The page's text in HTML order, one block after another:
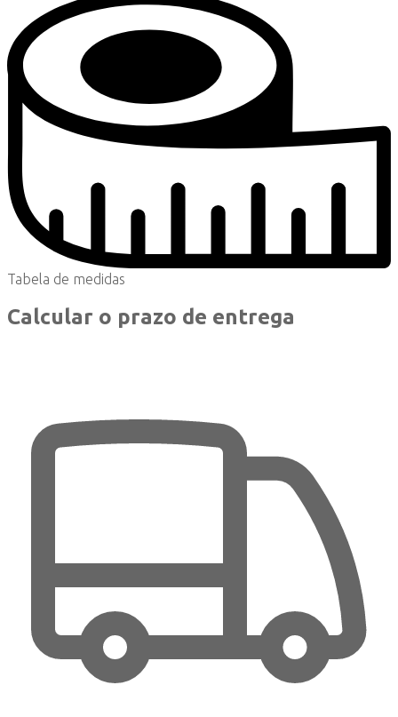
Tabela de medidas
Calcular o prazo de entrega